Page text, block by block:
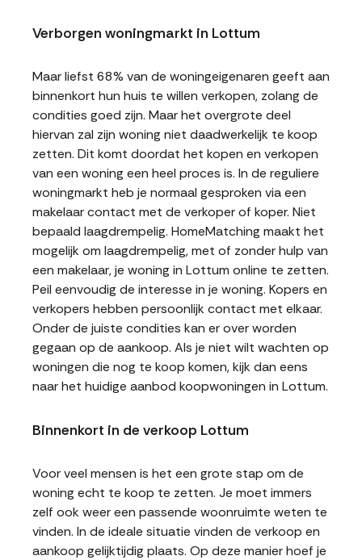
Verborgen woningmarkt in Lottum
Maar liefst 68% van de woningeigenaren geeft aan
binnenkort hun huis te willen verkopen, zolang de
condities goed zijn. Maar het overgrote deel
hiervan zal zijn woning niet daadwerkelijk te koop
zetten. Dit komt doordat het kopen en verkopen
van een woning een heel proces is. In de reguliere
woningmarkt heb je normaal gesproken via een
makelaar contact met de verkoper of koper. Niet
bepaald laagdrempelig. HomeMatching maakt het
mogelijk om laagdrempelig, met of zonder hulp van
een makelaar, je woning in Lottum online te zetten.
Peil eenvoudig de interesse in je woning. Kopers en
verkopers hebben persoonlijk contact met elkaar.
Onder de juiste condities kan er over worden
gegaan op de aankoop. Als je niet wilt wachten op
woningen die nog te koop komen, kijk dan eens
naar het huidige aanbod koopwoningen in Lottum.
Binnenkort in de verkoop Lottum
Voor veel mensen is het een grote stap om de
woning echt te koop te zetten. Je moet immers
zelf ook weer een passende woonruimte weten te
vinden. In de ideale situatie vinden de verkoop en
aankoop gelijktijdig plaats. Op deze manier hoef je